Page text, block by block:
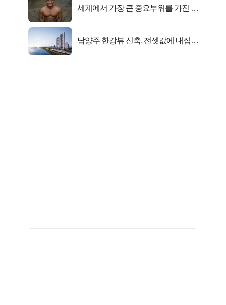
세계에서 가장 큰 중요부위를 가진 남
남양주 한강뷰 신축, 전셋값에 내집마